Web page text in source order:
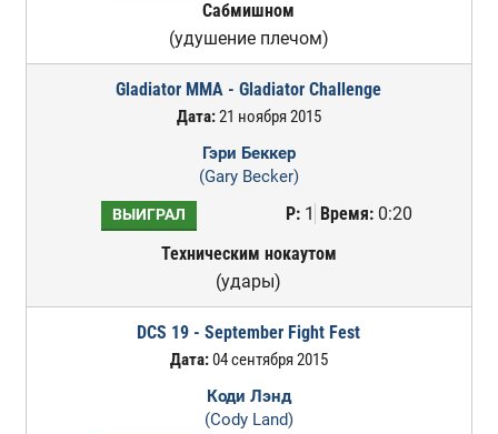
Сабмишном
(удушение плечом)
Gladiator MMA - Gladiator Challenge
Дата:21 ноября 2015
Гэри Беккер
(Gary Becker)
ВЫИГРАЛ Р:1 Время:0:20
Техническим нокаутом
(удары)
DCS 19 - September Fight Fest
Дата:04 сентября 2015
Коди Лэнд
(Cody Land)